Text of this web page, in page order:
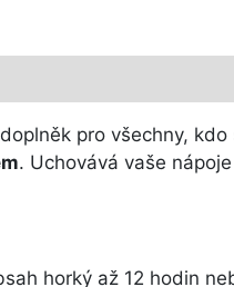
pro všechny,
. Uchovává vaše
horký až 12 hodin